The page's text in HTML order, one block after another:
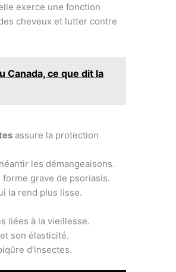
exerce une fonction
cheveux et lutter contre
Canada, ce que dit la
assure la protection
les démangeaisons.
forme grave de psoriasis.
la rend plus lisse.
liées à la vieillesse.
son élasticité.
d’insectes.